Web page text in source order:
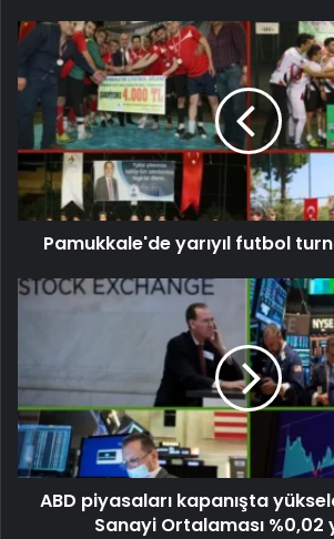
Pamukkale'de yarıyıl futbol
ABD piyasaları kapanışta
Sanayi Ortalaması %0,02